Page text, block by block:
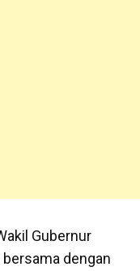
Gubernur
bersama dengan